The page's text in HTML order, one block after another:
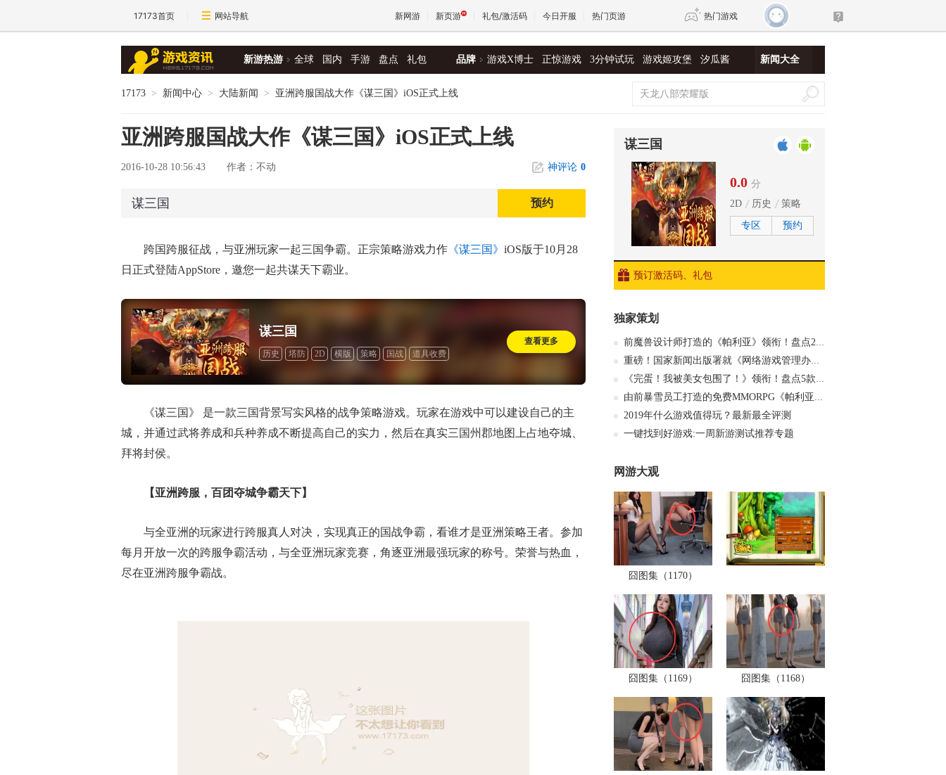
17173首页 网站导航 新网游 新页游 礼包/激活码 今日开服 热门页游 热门游戏
王权与自由 诛仙世界 新仙侠5
新游热游 全球 国内 手游 盘点 礼包 品牌 游戏X博士 正惊游戏 3分钟试玩 游戏姬攻堡 汐瓜酱 新闻大全
17173 > 新闻中心 > 大陆新闻 > 亚洲跨服国战大作《谋三国》iOS正式上线
亚洲跨服国战大作《谋三国》iOS正式上线
2016-10-28 10:56:43 作者：不动 神评论 0
谋三国 预约
跨国跨服征战，与亚洲玩家一起三国争霸。正宗策略游戏力作 《谋三国》 iOS版于10月28
日正式登陆AppStore，邀您一起共谋天下霸业。
谋三国
历史 塔防 2D 横版 策略 国战 道具收费
查看更多
《谋三国》 是一款三国背景写实风格的战争策略游戏。玩家在游戏中可以建设自己的主
城，并通过武将养成和兵种养成不断提高自己的实力，然后在真实三国州郡地图上占地夺城、
拜将封侯。
【亚洲跨服，百团夺城争霸天下】
与全亚洲的玩家进行跨服真人对决，实现真正的国战争霸，看谁才是亚洲策略王者。参加
每月开放一次的跨服争霸活动，与全亚洲玩家竞赛，角逐亚洲最强玩家的称号。荣誉与热血，
尽在亚洲跨服争霸战。
谋三国
0.0 分
2D
历史 策略
专区 预约
预订激活码、礼包
独家策划
前魔兽设计师打造的《帕利亚》领衔！盘点20…
重磅！国家新闻出版署就《网络游戏管理办法…
《完蛋！我被美女包围了！》领衔！盘点5款…
由前暴雪员工打造的免费MMORPG《帕利亚》如…
2019年什么游戏值得玩？最新最全评测
一键找到好游戏:一周新游测试推荐专题
网游大观
囧图集（1170）
囧图集（1169） 囧图集（1168）